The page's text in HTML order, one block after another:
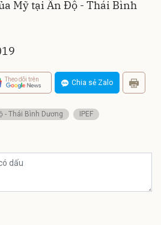
Mỹ tại Ấn Độ - Thái Bình
Theo dõi trên Chia sẻ Zalo
- Thái Bình Dương
IPEF